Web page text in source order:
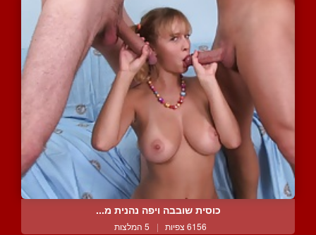
כוסית שובבה ויפה נהנית מ...
6156 צפיות | 5 המלצות